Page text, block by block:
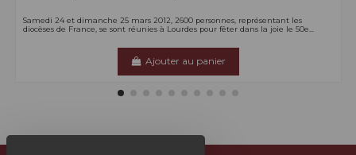
Samedi 24 et dimanche 25 mars 2012, 2600 personnes, représentant les
diocèses de France, se sont réunies à Lourdes pour fêter dans la joie le 50e...
Ajouter au panier